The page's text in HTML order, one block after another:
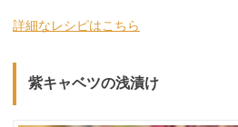
詳細なレシピはこちら
紫キャベツの浅漬け